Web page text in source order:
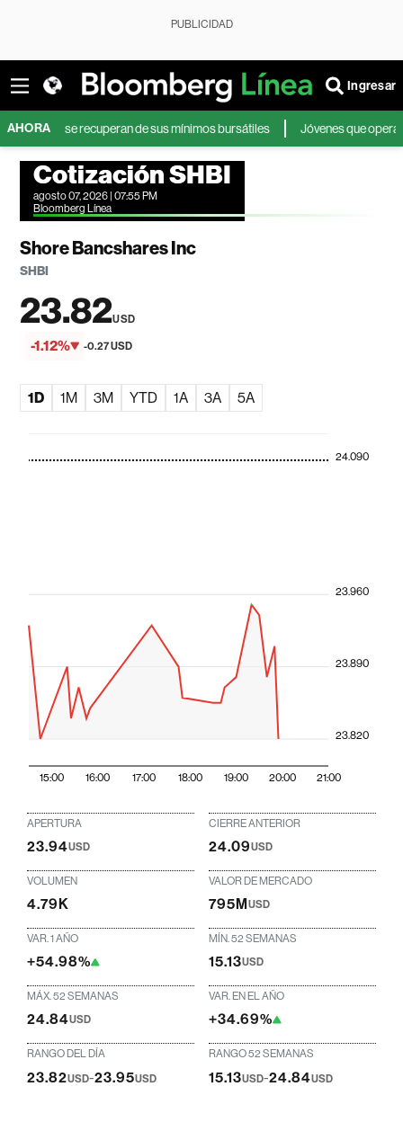
PUBLICIDAD
Ingresar
AHORA
y se recuperan de sus mínimos bursátiles Jóvenes que operan en
Cotización SHBI
agosto 07, 2026 | 07:55 PM
Bloomberg Línea
Shore Bancshares Inc
SHBI
23.82USD
-1.12% -0.27 USD
1D 1M 3M YTD 1A 3A 5A
15:00 16:00 17:00 18:00 19:00 20:00 21:00
23.820
23.890
23.960
24.090
APERTURA
23.94USD
CIERRE ANTERIOR
24.09USD
VOLUMEN
4.79K
VALOR DE MERCADO
795MUSD
VAR. 1 AÑO
+54.98%
MÍN. 52 SEMANAS
15.13USD
MÁX. 52 SEMANAS
24.84USD
VAR. EN EL AÑO
+34.69%
RANGO DEL DÍA
23.82USD-23.95USD
RANGO 52 SEMANAS
15.13USD-24.84USD